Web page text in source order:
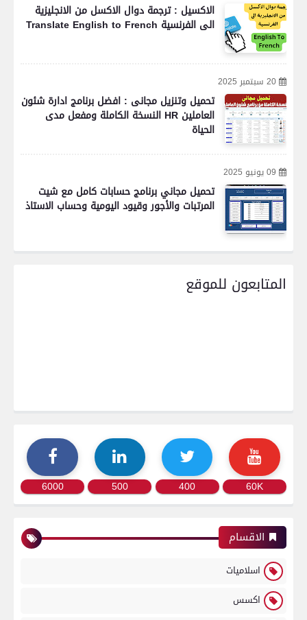
الاكسيل : ترجمة دوال الاكسل من الانجليزية
الى الفرنسية Translate English to French
20 سبتمبر 2025
تحميل وتنزيل مجانى : افضل برنامج ادارة شئون
العاملين HR النسخة الكاملة ومفعل مدى
الحياة
09 يونيو 2025
تحميل مجاني برنامج حسابات كامل مع شيت
المرتبات والأجور وقيود اليومية وحساب الاستاذ
المتابعون للموقع
60K
400
500
6000
الاقسام
اسلاميات
اكسس